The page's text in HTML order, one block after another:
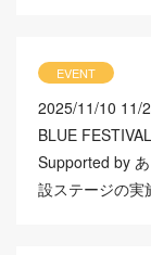
EVENT
2025/11/10 11/
BLUE
Supported by
設ステージの実